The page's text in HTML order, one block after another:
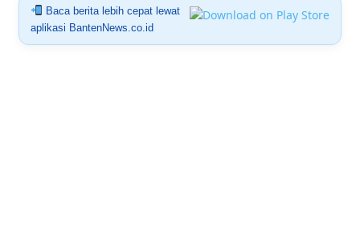
Baca berita lebih cepat lewat
aplikasi BantenNews.co.id